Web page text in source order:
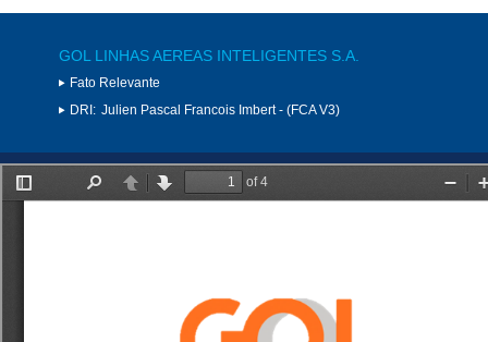
GOL LINHAS AEREAS INTELIGENTES S.A.
Fato Relevante
DRI: Julien Pascal Francois Imbert - (FCA V3)